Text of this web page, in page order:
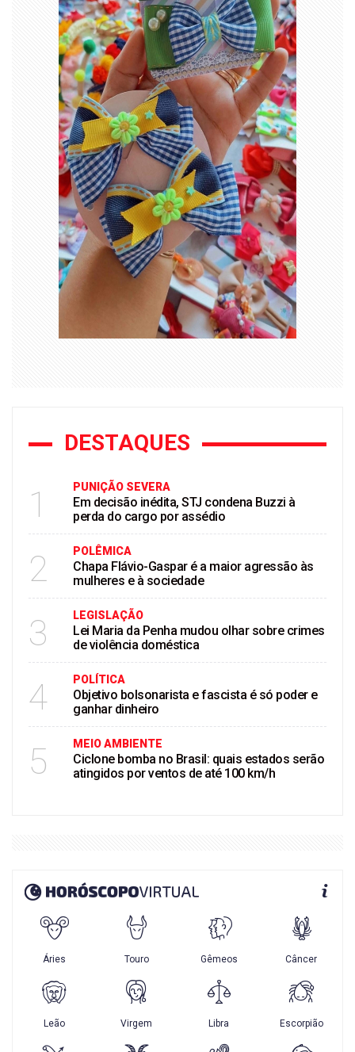
DESTAQUES
1 PUNIÇÃO SEVERA
Em decisão inédita, STJ condena Buzzi à
perda do cargo por assédio
2 POLÊMICA
Chapa Flávio-Gaspar é a maior agressão às
mulheres e à sociedade
3 LEGISLAÇÃO
Lei Maria da Penha mudou olhar sobre crimes
de violência doméstica
4 POLÍTICA
Objetivo bolsonarista e fascista é só poder e
ganhar dinheiro
5 MEIO AMBIENTE
Ciclone bomba no Brasil: quais estados serão
atingidos por ventos de até 100 km/h